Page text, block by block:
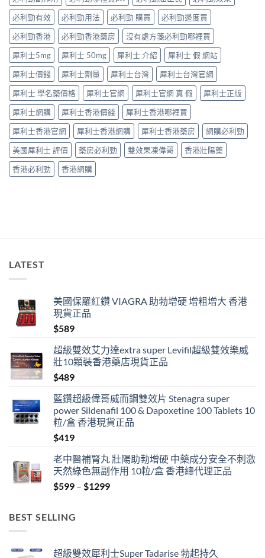
中
公
開〉
中
話
術
要
打
折
讀〉
中
效
嘅
原
因
逐
個
捉
——
藥
師：
九
成
「冇
效」
投
訴，
其
實
掂〉
必利勁有效
必利勁用法 必利勁 購買
必利勁邊度買
必利勁香港
必利勁香港藥房
沒有處方箋必利勁哪裡買
犀利士5mg
犀利士 50mg 犀利士 介紹
犀利士 假 網站
犀利士價錢
犀利士劑量 犀利士台灣
犀利士台灣官網
犀利士 學名藥價格
犀利士官網 犀利士官網 真 假
犀利士正版
犀利士網購
犀利士香港價錢
犀利士香港哪裡買
犀利士香港官網
犀利士香港網購 犀利士香港藥房
網購必利勁
美國犀利士 評價
藥房必利勁 雙效果凍偉哥
香港壯陽藥
香港必利勁
香港網購
LATEST
美國保羅紅鑽 VIAGRA 助勃增硬 增粗增大 香港
現貨正品
$589
超級雙效艾力達extra super Levifil超級雙效樂威
壯10顆裝香港藥店現貨正品
$489
藍鑽超級偉哥威而鋼雙效片 Stenagra super
power Sildenafil 100 & Dapoxetine 100 Tablets 10
粒/盒 香港現貨正品
$419
老中醫補腎丸 壯陽助勃增硬 中藥成分安全不刺激
天然綠色無副作用 10粒/盒 香港總代理正品
$599 – $1299Price
BEST SELLING
超級雙效犀利士Super Tadarise 勃起持久